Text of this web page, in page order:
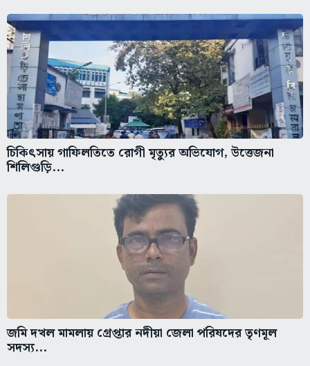
চিকিৎসায় গাফিলতিতে রোগী মৃত্যুর অভিযোগ, উত্তেজনা
শিলিগুড়ি...
জমি দখল মামলায় গ্রেপ্তার নদীয়া জেলা পরিষদের তৃণমূল
সদস্য...